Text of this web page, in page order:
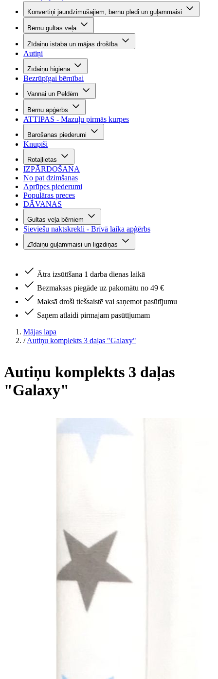
Konvertiņi jaundzimušajiem, bērnu pledi un guļammaisi
Bērnu gultas veļa
Zīdaiņu istaba un mājas drošība
Autiņi
Zīdaiņu higiēna
Bezrūpīgai bērnībai
Vannai un Peldēm
Bērnu apģērbs
ATTIPAS - Mazuļu pirmās kurpes
Barošanas piederumi
Knupīši
Rotaļlietas
IZPĀRDOŠANA
No pat dzimšanas
Aprūpes piederumi
Populāras preces
DĀVANAS
Gultas veļa bērniem
Sieviešu naktskrekli - Brīvā laika apģērbs
Zīdaiņu guļammaisi un ligzdiņas
Ātra izsūtīšana 1 darba dienas laikā
Bezmaksas piegāde uz pakomātu no 49 €
Maksā droši tiešsaistē vai saņemot pasūtījumu
Saņem atlaidi pirmajam pasūtījumam
Mājas lapa
/ Autiņu komplekts 3 daļas "Galaxy"
Autiņu komplekts 3 daļas
"Galaxy"